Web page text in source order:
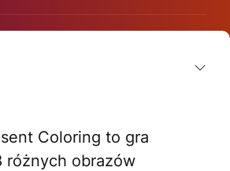
Coloring to gra
różnych obrazów